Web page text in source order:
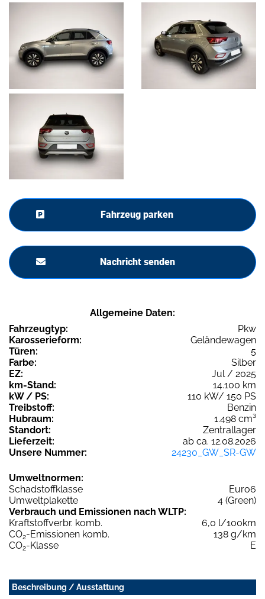
Fahrzeug parken
Nachricht senden
Allgemeine Daten:
Fahrzeugtyp:
Pkw
Karosserieform:
Geländewagen
Türen:
5
Farbe:
Silber
EZ:
Jul / 2025
km-Stand:
14.100 km
kW / PS:
110 kW/ 150 PS
Treibstoff:
Benzin
Hubraum:
1.498 cm³
Standort:
Zentrallager
Lieferzeit:
ab ca. 12.08.2026
Unsere Nummer:
24230_GW_SR-GW
Umweltnormen:
Schadstoffklasse
Euro6
Umweltplakette
4 (Green)
Verbrauch und Emissionen nach WLTP:
Kraftstoffverbr. komb.
6,0 l/100km
CO2-Emissionen komb.
138 g/km
CO2-Klasse E
Beschreibung / Ausstattung